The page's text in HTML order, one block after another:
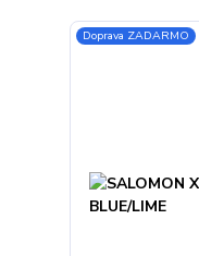
Doprava ZADARMO